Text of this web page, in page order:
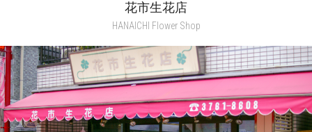
花市生花店
HANAICHI Flower Shop